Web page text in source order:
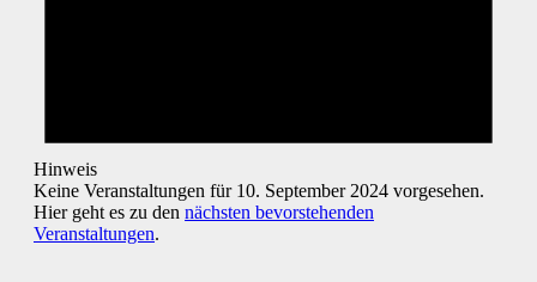
Hinweis
Keine Veranstaltungen für 10. September 2024 vorgesehen.
Hier geht es zu den nächsten bevorstehenden
Veranstaltungen.